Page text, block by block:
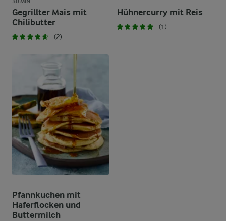
Gegrillter Mais mit
Chilibutter
(2)
Hühnercurry mit Reis
(1)
Pfannkuchen mit
Haferflocken und
Buttermilch